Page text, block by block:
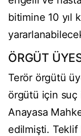
bitimine 10 yıl
ÖRGÜT
Terör örgütü
örgütü için suç
Anayasa
edilmişti. Teklif